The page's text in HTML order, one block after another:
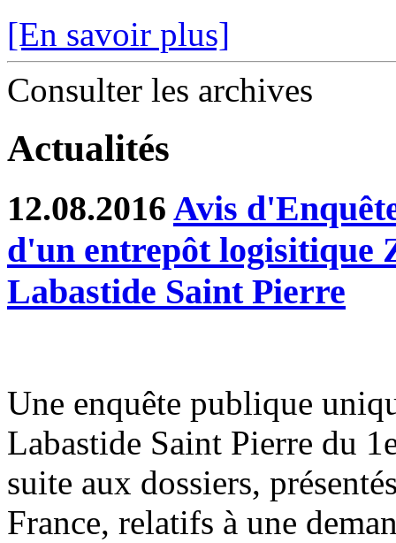
[En savoir plus]
Consulter les archives
Actualités
12.08.2016 Avis
d'un entrepôt logisitique
Labastide Saint Pierre
Une enquête publique
Labastide Saint Pierre du
suite aux dossiers,
France, relatifs à une